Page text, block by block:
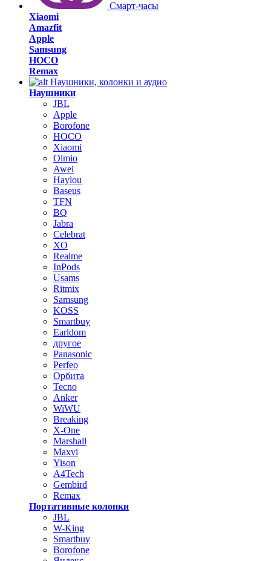
Смарт-часы
Xiaomi
Amazfit
Apple
Samsung
HOCO
Remax
Наушники, колонки и аудио
Наушники
JBL
Apple
Borofone
HOCO
Xiaomi
Olmio
Awei
Haylou
Baseus
TFN
BQ
Jabra
Celebrat
XO
Realme
InPods
Usams
Ritmix
Samsung
KOSS
Smartbuy
Earldom
другое
Panasonic
Perfeo
Орбита
Tecno
Anker
WiWU
Breaking
X-One
Marshall
Maxvi
Yison
A4Tech
Gembird
Remax
Портативные колонки
JBL
W-King
Smartbuy
Borofone